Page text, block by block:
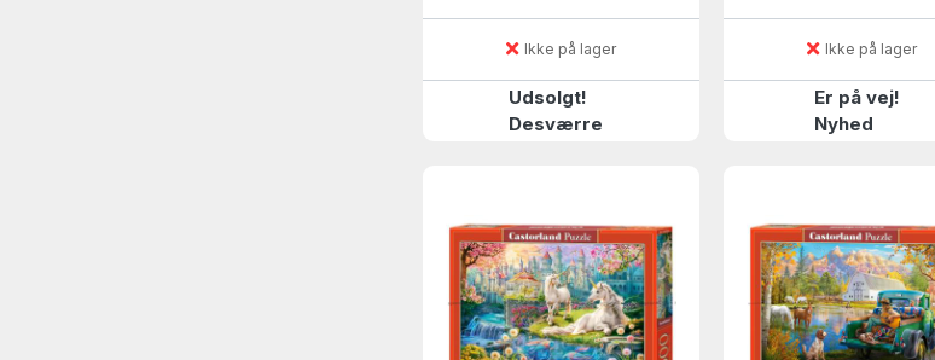
Ikke på lager
Udsolgt!
Desværre
Ikke på lager
Er på vej!
Nyhed